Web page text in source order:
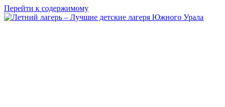
Перейти к содержимому